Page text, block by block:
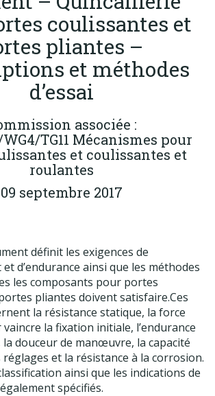
coulissantes et
pliantes –
et méthodes
d’essai
associée :
TG11 Mécanismes pour
et coulissantes et
roulantes
09 septembre 2017
définit les exigences de
d’endurance ainsi que les méthodes
les composants pour portes
pliantes doivent satisfaire.Ces
la résistance statique, la force
la fixation initiale, l’endurance
la douceur de manœuvre, la capacité
et la résistance à la corrosion.
ainsi que les indications de
spécifiés.